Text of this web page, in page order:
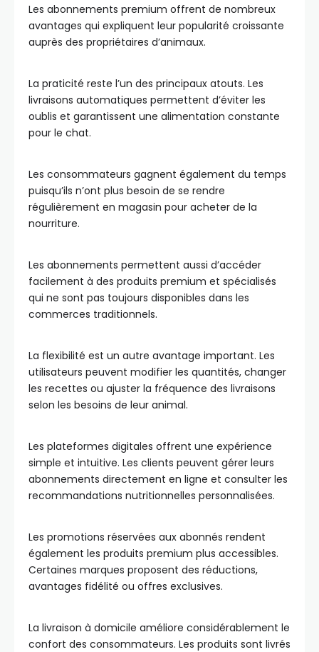
Les abonnements premium offrent de nombreux
avantages qui expliquent leur popularité croissante
auprès des propriétaires d’animaux.
La praticité reste l’un des principaux atouts. Les
livraisons automatiques permettent d’éviter les
oublis et garantissent une alimentation constante
pour le chat.
Les consommateurs gagnent également du temps
puisqu’ils n’ont plus besoin de se rendre
régulièrement en magasin pour acheter de la
nourriture.
Les abonnements permettent aussi d’accéder
facilement à des produits premium et spécialisés
qui ne sont pas toujours disponibles dans les
commerces traditionnels.
La flexibilité est un autre avantage important. Les
utilisateurs peuvent modifier les quantités, changer
les recettes ou ajuster la fréquence des livraisons
selon les besoins de leur animal.
Les plateformes digitales offrent une expérience
simple et intuitive. Les clients peuvent gérer leurs
abonnements directement en ligne et consulter les
recommandations nutritionnelles personnalisées.
Les promotions réservées aux abonnés rendent
également les produits premium plus accessibles.
Certaines marques proposent des réductions,
avantages fidélité ou offres exclusives.
La livraison à domicile améliore considérablement le
confort des consommateurs. Les produits sont livrés